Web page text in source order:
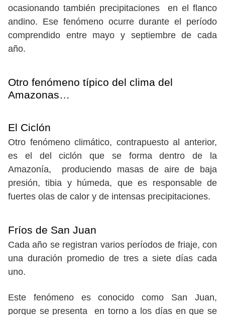
ocasionando también precipitaciones en el flanco
andino. Ese fenómeno ocurre durante el período
comprendido entre mayo y septiembre de cada
año.
Otro fenómeno típico del clima del
Amazonas…
El Ciclón
Otro fenómeno climático, contrapuesto al anterior,
es el del ciclón que se forma dentro de la
Amazonía, produciendo masas de aire de baja
presión, tibia y húmeda, que es responsable de
fuertes olas de calor y de intensas precipitaciones.
Fríos de San Juan
Cada año se registran varios períodos de friaje, con
una duración promedio de tres a siete días cada
uno.
Este fenómeno es conocido como San Juan,
porque se presenta en torno a los días en que se